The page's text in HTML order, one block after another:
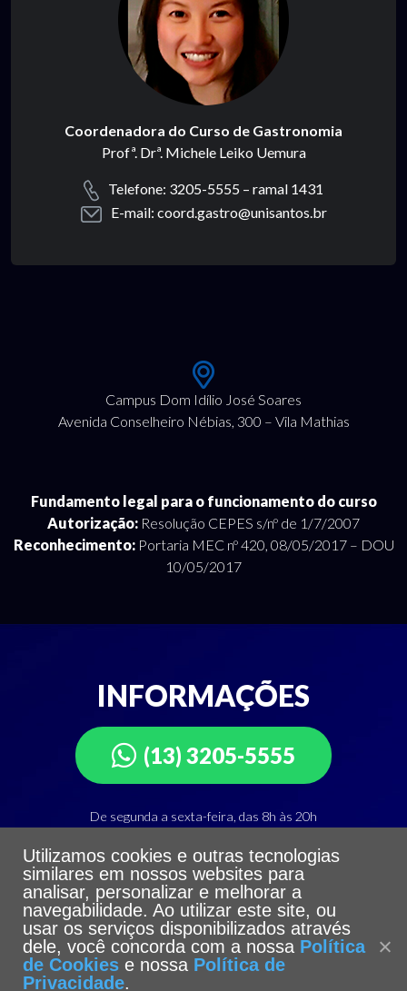
Coordenadora do Curso de Gastronomia
Profª. Drª. Michele Leiko Uemura
Telefone: 3205-5555 – ramal 1431
E-mail: coord.gastro@unisantos.br
Campus Dom Idílio José Soares
Avenida Conselheiro Nébias, 300 – Vila Mathias
Fundamento legal para o funcionamento do curso
Autorização: Resolução CEPES s/nº de 1/7/2007
Reconhecimento: Portaria MEC nº 420, 08/05/2017 – DOU
10/05/2017
INFORMAÇÕES
(13) 3205-5555
De segunda a sexta-feira, das 8h às 20h
Departamento de Atendimento Integrado
Telefone: (13) 3205-5555
Utilizamos cookies e outras tecnologias
similares em nossos websites para
analisar, personalizar e melhorar a
navegabilidade. Ao utilizar este site, ou
usar os serviços disponibilizados através
dele, você concorda com a nossa Política
de Cookies e nossa Política de
Privacidade.